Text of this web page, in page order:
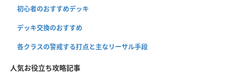
初心者のおすすめデッキ
デッキ交換のおすすめ
各クラスの警戒する打点と主なリーサル手段
人気お役立ち攻略記事